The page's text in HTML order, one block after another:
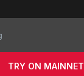
TRY ON MAINNET